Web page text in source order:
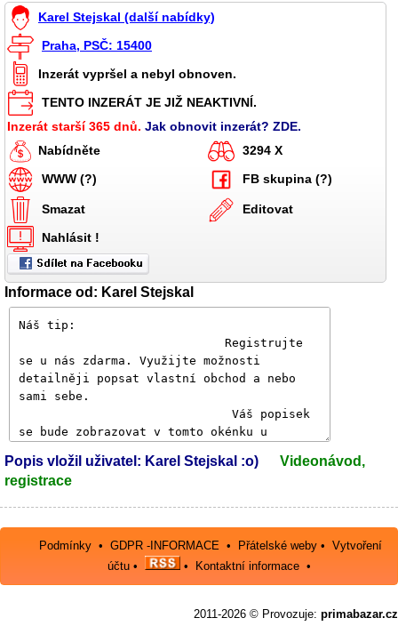
Karel Stejskal (další nabídky)
Praha, PSČ: 15400
Inzerát vypršel a nebyl obnoven.
TENTO INZERÁT JE JIŽ NEAKTIVNÍ.
Inzerát starší 365 dnů. Jak obnovit inzerát? ZDE.
Nabídněte
3294 X
WWW (?)
FB skupina (?)
Smazat
Editovat
Nahlásit !
Informace od: Karel Stejskal
Popis vložil uživatel: Karel Stejskal :o)
Videonávod,
registrace
Podmínky •GDPR -INFORMACE • Přátelské weby •Vytvoření
účtu• • Kontaktní informace•
2011-2026 © Provozuje: primabazar.cz